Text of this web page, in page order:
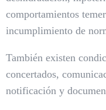
comportamientos
incumplimiento de
También existen
concertados,
notificación y